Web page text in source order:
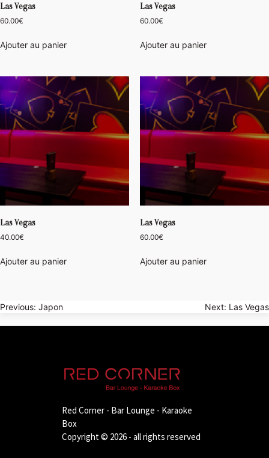
Las Vegas
60.00€
Ajouter au panier
Las Vegas
60.00€
Ajouter au panier
Las Vegas
40.00€
Ajouter au panier
Las Vegas
60.00€
Ajouter au panier
Navigation
de
Previous: Japon Next: Las Vegas
Red Corner - Bar Lounge - Karaoke
Box
Copyright © 2026 - all rights reserved